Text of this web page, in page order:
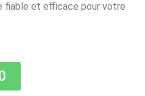
fiable et efficace pour votre